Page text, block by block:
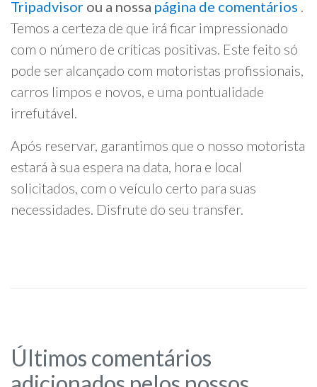
Tripadvisor ou a nossa página de comentários .
Temos a certeza de que irá ficar impressionado
com o número de críticas positivas. Este feito só
pode ser alcançado com motoristas profissionais,
carros limpos e novos, e uma pontualidade
irrefutável.
Após reservar, garantimos que o nosso motorista
estará à sua espera na data, hora e local
solicitados, com o veículo certo para suas
necessidades. Disfrute do seu transfer.
Últimos comentários